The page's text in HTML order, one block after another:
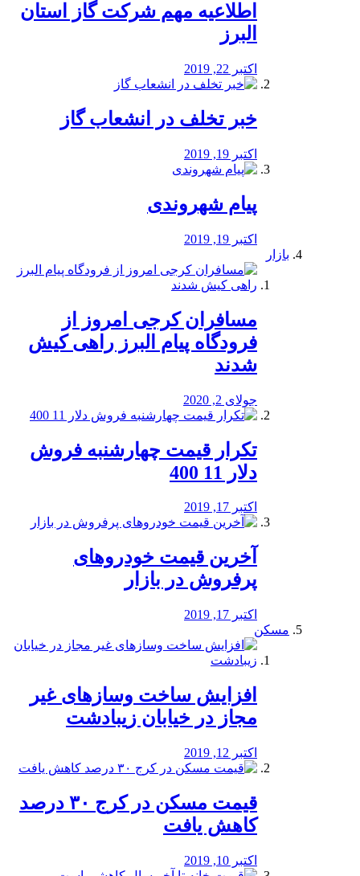
️اطلاعیه مهم شرکت گاز استان
البرز
اکتبر 22, 2019
خبر تخلف در انشعاب گاز
اکتبر 19, 2019
پیام شهروندی
اکتبر 19, 2019
بازار
مسافران کرجی امروز از
فرودگاه پیام البرز راهی کیش
شدند
جولای 2, 2020
تکرار قیمت چهارشنبه فروش
دلار 11 400
اکتبر 17, 2019
آخرین قیمت خودرو‌های
پرفروش در بازار
اکتبر 17, 2019
مسکن
افزایش ساخت وسازهای غیر
مجاز در خیابان زیبادشت
اکتبر 12, 2019
️قیمت مسکن در کرج ۳۰ درصد
کاهش یافت
اکتبر 10, 2019